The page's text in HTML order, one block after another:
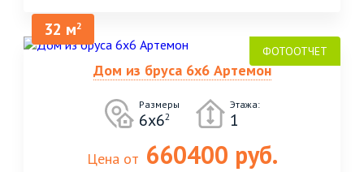
32 м2
Дом из бруса 6х6 Артемон
Размеры
6х62
Этажа:
1
Цена от 660400 руб.